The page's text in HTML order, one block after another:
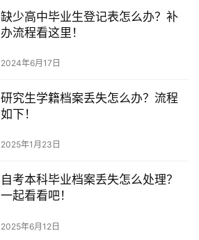
缺少高中毕业生登记表怎么办？补
办流程看这里！
2024年6月17日
研究生学籍档案丢失怎么办？流程
如下！
2025年1月23日
自考本科毕业档案丢失怎么处理？
一起看看吧！
2025年6月12日